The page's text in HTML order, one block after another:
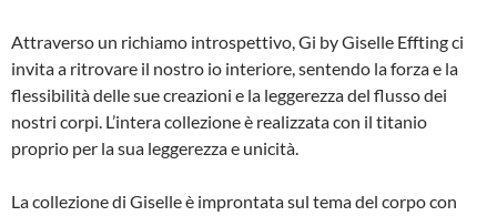
Attraverso un richiamo introspettivo, Gi by Giselle Effting ci
invita a ritrovare il nostro io interiore, sentendo la forza e la
flessibilità delle sue creazioni e la leggerezza del flusso dei
nostri corpi. L’intera collezione è realizzata con il titanio
proprio per la sua leggerezza e unicità.
La collezione di Giselle è improntata sul tema del corpo con